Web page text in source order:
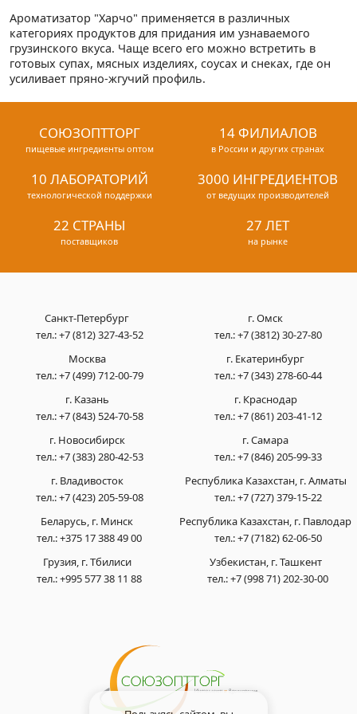
Ароматизатор "Харчо" применяется в различных
категориях продуктов для придания им узнаваемого
грузинского вкуса. Чаще всего его можно встретить в
готовых супах, мясных изделиях, соусах и снеках, где он
усиливает пряно-жгучий профиль.
СОЮЗОПТТОРГ
пищевые ингредиенты оптом
14 ФИЛИАЛОВ
в России и других странах
10 ЛАБОРАТОРИЙ
технологической поддержки
3000 ИНГРЕДИЕНТОВ
от ведущих производителей
22 СТРАНЫ
поставщиков
27 ЛЕТ
на рынке
Санкт-Петербург
тел.:+7 (812) 327-43-52
Москва
тел.:+7 (499) 712-00-79
г. Казань
тел.:+7 (843) 524-70-58
г. Новосибирск
тел.:+7 (383) 280-42-53
г. Омск
тел.:+7 (3812) 30-27-80
г. Екатеринбург
тел.:+7 (343) 278-60-44
г. Краснодар
тел.:+7 (861) 203-41-12
г. Самара
тел.:+7 (846) 205-99-33
г. Владивосток
тел.:+7 (423) 205-59-08
Беларусь, г. Минск
тел.:+375 17 388 49 00
Грузия, г. Тбилиси
тел.:+995 577 38 11 88
Республика Казахстан, г. Алматы
тел.:+7 (727) 379-15-22
Республика Казахстан, г. Павлодар
тел.:+7 (7182) 62-06-50
Узбекистан, г. Ташкент
тел.:+7 (998 71) 202-30-00